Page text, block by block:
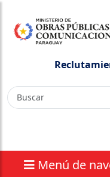
Menú de